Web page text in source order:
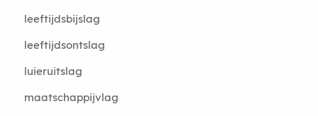
leeftijdsbijslag
leeftijdsontslag
luieruitslag
maatschappijvlag